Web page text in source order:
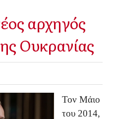
αρχηγός
Ουκρανίας
Τον Μάιο
του 2014,